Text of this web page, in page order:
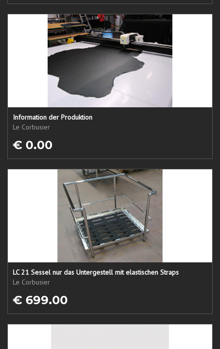
Information der Produktion
Le Corbusier
€ 0.00
LC 21 Sessel nur das Untergestell mit elastischen Straps
Le Corbusier
€ 699.00